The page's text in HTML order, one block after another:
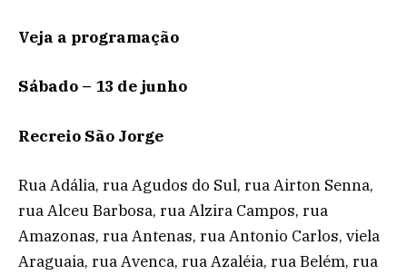
Veja a programação
Sábado – 13 de junho
Recreio São Jorge
Rua Adália, rua Agudos do Sul, rua Airton Senna,
rua Alceu Barbosa, rua Alzira Campos, rua
Amazonas, rua Antenas, rua Antonio Carlos, viela
Araguaia, rua Avenca, rua Azaléia, rua Belém, rua